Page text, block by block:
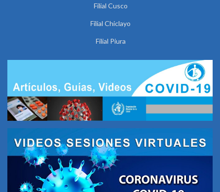
Filial Cusco
Filial Chiclayo
Filial Piura